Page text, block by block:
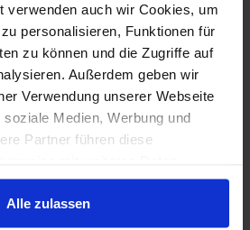
verwenden auch wir Cookies, um
personalisieren, Funktionen für
zu können und die Zugriffe auf
Außerdem geben wir
Verwendung unserer Webseite
Medien, Werbung und
Partner führen diese
bereitgestellt hast oder die sie
der Dienste gesammelt
Alle zulassen
dann darum, dass Ihre Informationen
Auf der koomio-Webseite, in
in Suchmaschinen - daheim auf der
auf dem Smartphone!
Unternehmen gedacht?
inhabergeführten Einzelhandel
landesweiten Handelskette
.